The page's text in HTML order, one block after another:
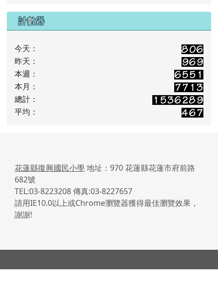
計數器
今天：
昨天：
本週：
本月：
總計：
平均：
花蓮縣復興國民小學 地址：970 花蓮縣花蓮市府前路
682號
TEL:03-8223208 傳真:03-8227657
請用IE10.0以上或Chrome瀏覽器獲得最佳瀏覽效果，
謝謝!